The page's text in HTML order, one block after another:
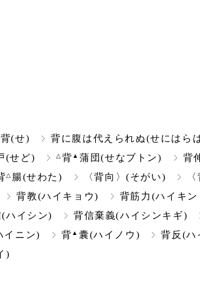
背(せ) 背に腹は代えられぬ(せにはら
(せど) △ 背 ▲蒲団(せなブトン) 背
△ 腸(せわた) 〈背向〉(そがい)
背教(ハイキョウ) 背筋力(ハイキ
ハイシン) 背信棄義(ハイシンキギ)
イニン) 背 ▲ 囊(ハイノウ) 背反(ハ
)